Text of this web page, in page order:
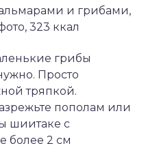
грибы
Просто
тряпкой.
пополам или
шиитаке с
более 2 см